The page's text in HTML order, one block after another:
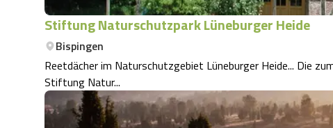
Stiftung Naturschutzpark Lüneburger Heide
Bispingen
Reetdächer im Naturschutzgebiet Lüneburger Heide... Die zum Verein Naturschutzpark e.V. (VNP) gehörende
Stiftung Natur...